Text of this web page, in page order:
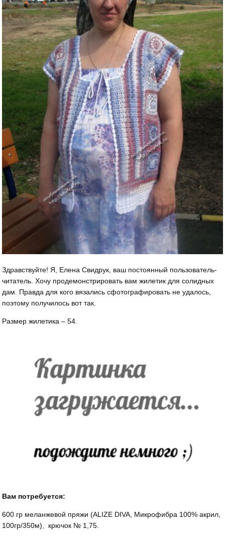
Здравствуйте! Я, Елена Свидрук, ваш постоянный пользователь-
читатель. Хочу продемонстрировать вам жилетик для солидных
дам. Правда для кого вязались сфотографировать не удалось,
поэтому получилось вот так.
Размер жилетика – 54.
Вам потребуется:
600 гр меланжевой пряжи (ALIZE DIVA, Микрофибра 100% акрил,
100гр/350м), крючок № 1,75.